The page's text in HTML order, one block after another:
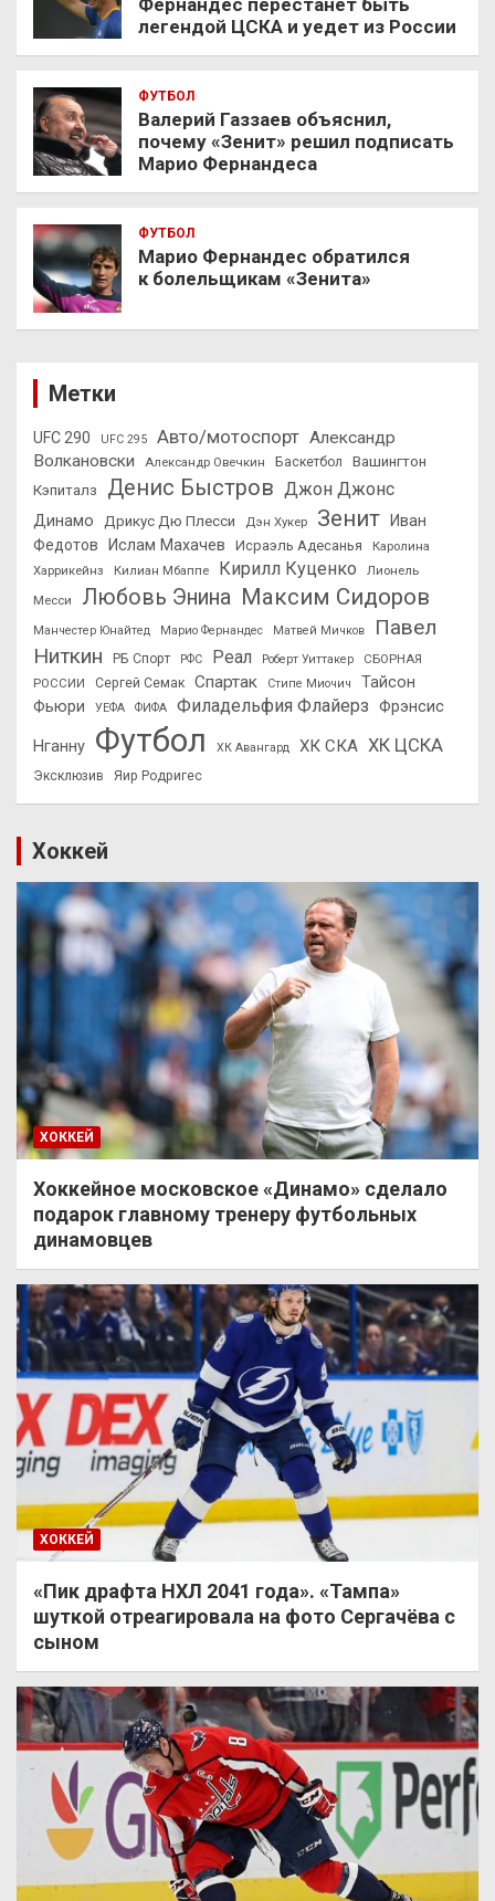
Фернандес перестанет быть
легендой ЦСКА и уедет из России
ФУТБОЛ
Валерий Газзаев объяснил,
почему «Зенит» решил подписать
Марио Фернандеса
ФУТБОЛ
Марио Фернандес обратился
к болельщикам «Зенита»
Метки
UFC 290 UFC 295 Авто/мотоспорт Александр
Волкановски
Александр Овечкин Баскетбол
Вашингтон
Кэпиталз
Денис Быстров Джон Джонс
Динамо Дрикус Дю Плесси Дэн Хукер Зенит
Иван
Федотов
Ислам Махачев Исраэль Адесанья
Каролина
Харрикейнз
Килиан Мбаппе Кирилл Куценко
Лионель
Месси
Любовь Энина Максим Сидоров
Манчестер Юнайтед Марио Фернандес Матвей Мичков
Павел
Ниткин
РБ Спорт РФС Реал Роберт Уиттакер
СБОРНАЯ
РОССИИ
Сергей Семак Спартак Стипе Миочич
Тайсон
Фьюри
УЕФА ФИФА Филадельфия Флайерз Фрэнсис
Нганну Футбол ХК Авангард ХК СКА ХК ЦСКА
Эксклюзив Яир Родригес
Хоккей
ХОККЕЙ
Хоккейное московское «Динамо» сделало
подарок главному тренеру футбольных
динамовцев
ХОККЕЙ
«Пик драфта НХЛ 2041 года». «Тампа»
шуткой отреагировала на фото Сергачёва с
сыном